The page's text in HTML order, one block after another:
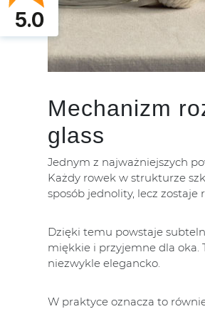
Mechanizm
glass
Jednym z najważniejszych
Każdy rowek w strukturze
sposób jednolity, lecz
Dzięki temu powstaje
miękkie i przyjemne dla oka.
niezwykle elegancko.
W praktyce oznacza to
5.0